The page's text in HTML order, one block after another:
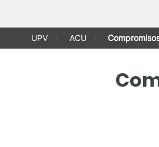
UPV ACU